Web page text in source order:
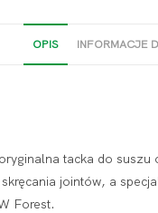
OPIS INFORMACJE
tacka do
jointów, a
Forest.